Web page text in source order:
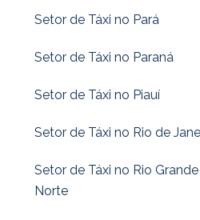
Setor de Táxi no Pará
Setor de Táxi no Paraná
Setor de Táxi no Piauí
Setor de Táxi no Rio de
Setor de Táxi no Rio
Norte